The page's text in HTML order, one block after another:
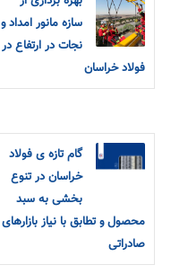
سازه مانور امداد و
نجات در ارتفاع در
فولاد خراسان
گام تازه ی فولاد
خراسان در تنوع
بخشی به سبد
محصول و تطابق با نیاز بازارهای
صادراتی